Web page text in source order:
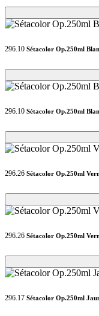
Loading...
Loading...
296.10 Sétacolor Op.250ml
Loading...
Loading...
296.10 Sétacolor Op.250ml
Loading...
Loading...
296.26 Sétacolor Op.250ml
Loading...
Loading...
296.26 Sétacolor Op.250ml
Loading...
Loading...
296.17 Sétacolor Op.250ml